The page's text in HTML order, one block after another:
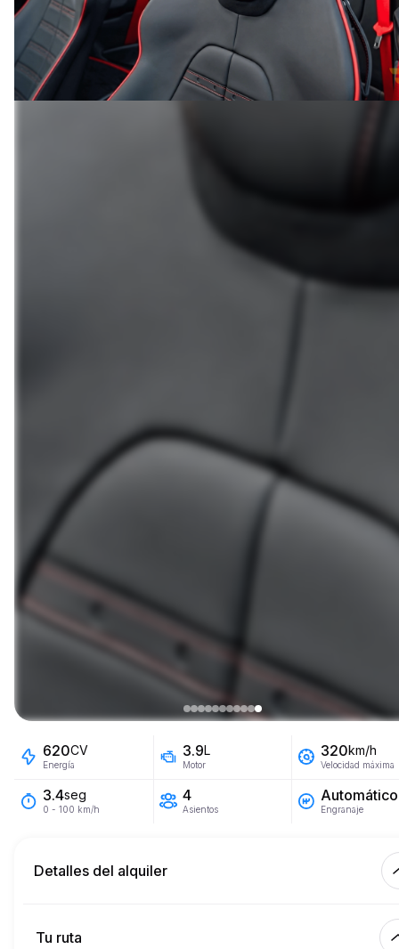
620CV
Energía
3.9L
Motor
320km/h
Velocidad máxima
3.4seg
0 - 100 km/h
4
Asientos
Automático
Engranaje
Detalles del alquiler
Tu ruta